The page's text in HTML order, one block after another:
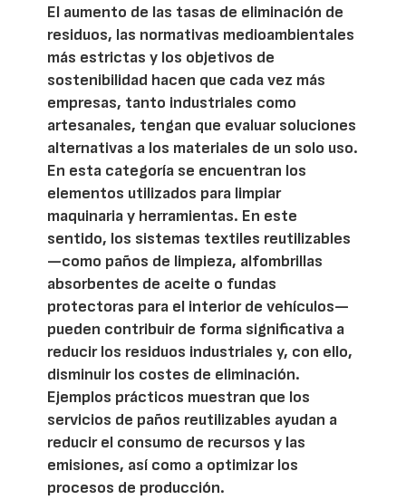
El aumento de las tasas de eliminación de
residuos, las normativas medioambientales
más estrictas y los objetivos de
sostenibilidad hacen que cada vez más
empresas, tanto industriales como
artesanales, tengan que evaluar soluciones
alternativas a los materiales de un solo uso.
En esta categoría se encuentran los
elementos utilizados para limpiar
maquinaria y herramientas. En este
sentido, los sistemas textiles reutilizables
—como paños de limpieza, alfombrillas
absorbentes de aceite o fundas
protectoras para el interior de vehículos—
pueden contribuir de forma significativa a
reducir los residuos industriales y, con ello,
disminuir los costes de eliminación.
Ejemplos prácticos muestran que los
servicios de paños reutilizables ayudan a
reducir el consumo de recursos y las
emisiones, así como a optimizar los
procesos de producción.